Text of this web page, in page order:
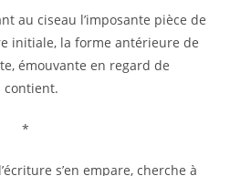
au ciseau l’imposante pièce de
initiale, la forme antérieure de
émouvante en regard de
contient.
*
s’en empare, cherche à